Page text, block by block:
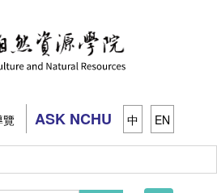
ASK NCHU 中 EN